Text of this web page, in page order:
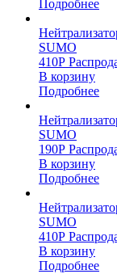
Подробнее
SUMO
410Р
В корзину
Подробнее
SUMO
190Р
В корзину
Подробнее
SUMO
410Р
В корзину
Подробнее